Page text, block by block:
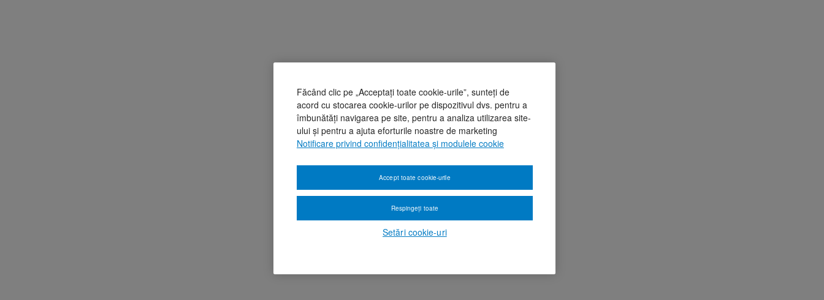
Făcând clic pe „Acceptați toate cookie-urile”, sunteți de
acord cu stocarea cookie-urilor pe dispozitivul dvs. pentru a
îmbunătăți navigarea pe site, pentru a analiza utilizarea site-
ului și pentru a ajuta eforturile noastre de marketing
Notificare privind confidențialitatea și modulele cookie
Setări cookie-uri
Respingeți toate
Accept toate cookie-urile